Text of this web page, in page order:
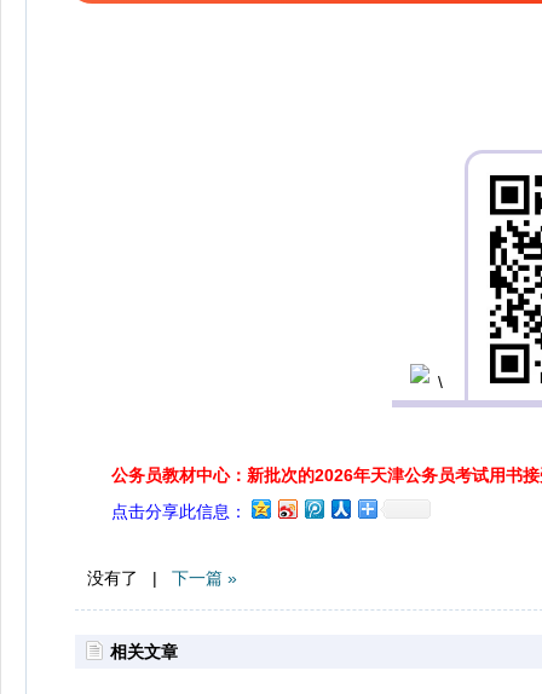
公务员教材中心：新批次的2026年天津公务员考试用书
点击分享此信息：
没有了 | 下一篇 »
相关文章